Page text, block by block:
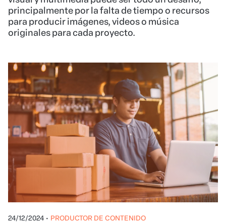
principalmente por la falta de tiempo o recursos
para producir imágenes, videos o música
originales para cada proyecto.
24/12/2024 • PRODUCTOR DE CONTENIDO